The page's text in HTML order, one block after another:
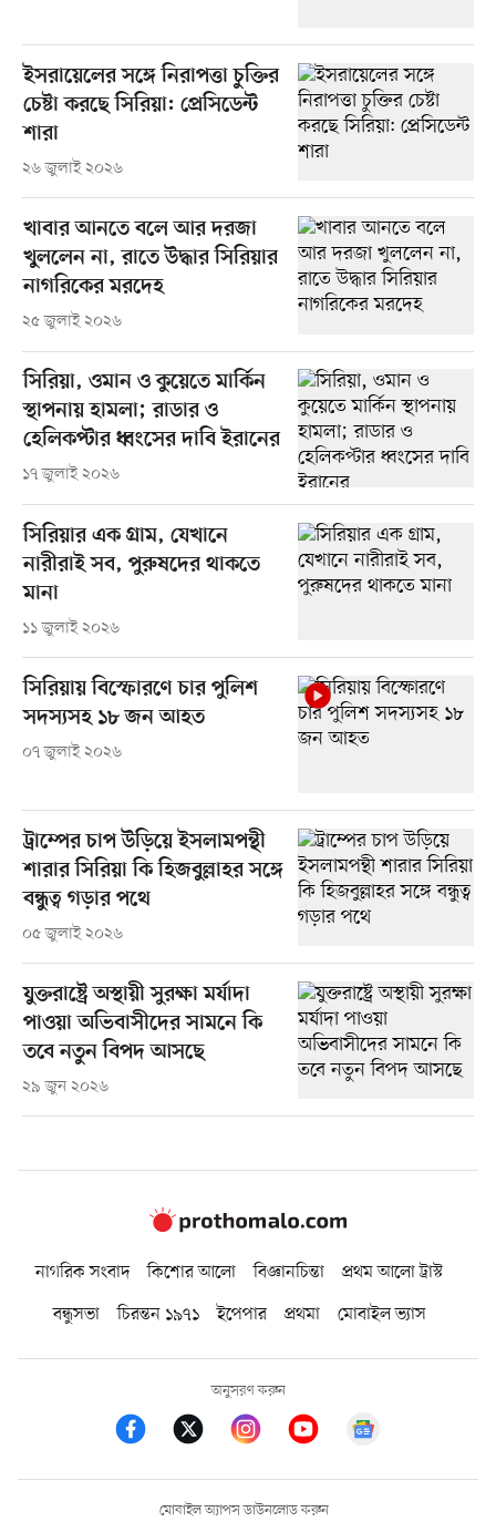
ইসরায়েলের সঙ্গে নিরাপত্তা চুক্তির
চেষ্টা করছে সিরিয়া: প্রেসিডেন্ট
শারা
২৬ জুলাই ২০২৬
খাবার আনতে বলে আর দরজা
খুললেন না, রাতে উদ্ধার সিরিয়ার
নাগরিকের মরদেহ
২৫ জুলাই ২০২৬
সিরিয়া, ওমান ও কুয়েতে মার্কিন
স্থাপনায় হামলা; রাডার ও
হেলিকপ্টার ধ্বংসের দাবি ইরানের
১৭ জুলাই ২০২৬
সিরিয়ার এক গ্রাম, যেখানে
নারীরাই সব, পুরুষদের থাকতে
মানা
১১ জুলাই ২০২৬
সিরিয়ায় বিস্ফোরণে চার পুলিশ
সদস্যসহ ১৮ জন আহত
০৭ জুলাই ২০২৬
ট্রাম্পের চাপ উড়িয়ে ইসলামপন্থী
শারার সিরিয়া কি হিজবুল্লাহর সঙ্গে
বন্ধুত্ব গড়ার পথে
০৫ জুলাই ২০২৬
যুক্তরাষ্ট্রে অস্থায়ী সুরক্ষা মর্যাদা
পাওয়া অভিবাসীদের সামনে কি
তবে নতুন বিপদ আসছে
২৯ জুন ২০২৬
নাগরিক সংবাদ কিশোর আলো বিজ্ঞানচিন্তা
প্রথম আলো ট্রাস্ট
বন্ধুসভা
চিরন্তন ১৯৭১ ইপেপার প্রথমা মোবাইল ভ্যাস
অনুসরণ করুন
মোবাইল অ্যাপস ডাউনলোড করুন